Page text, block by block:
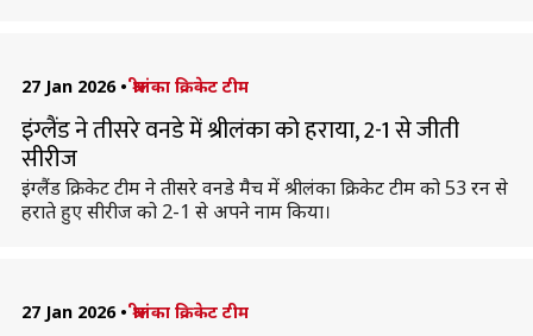
27 Jan 2026 • श्रीलंका क्रिकेट टीम
इंग्लैंड ने तीसरे वनडे में श्रीलंका को हराया, 2-1 से जीती
सीरीज
इंग्लैंड क्रिकेट टीम ने तीसरे वनडे मैच में श्रीलंका क्रिकेट टीम को 53 रन से
हराते हुए सीरीज को 2-1 से अपने नाम किया।
27 Jan 2026 • श्रीलंका क्रिकेट टीम